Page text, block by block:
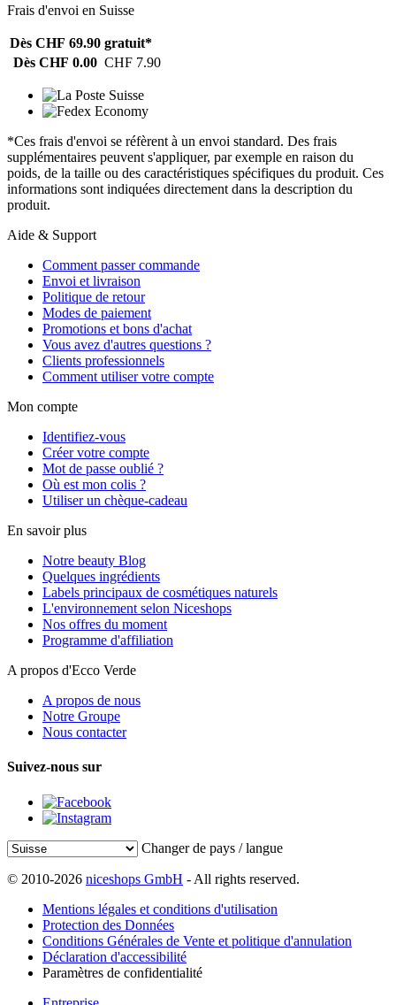
Frais d'envoi en Suisse
Dès CHF 69.90 gratuit*
Dès CHF 0.00 CHF 7.90
*Ces frais d'envoi se réfèrent à un envoi standard. Des frais
supplémentaires peuvent s'appliquer, par exemple en raison du
poids, de la taille ou des caractéristiques spécifiques du produit. Ces
informations sont indiquées directement dans la description du
produit.
Aide & Support
Comment passer commande
Envoi et livraison
Politique de retour
Modes de paiement
Promotions et bons d'achat
Vous avez d'autres questions ?
Clients professionnels
Comment utiliser votre compte
Mon compte
Identifiez-vous
Créer votre compte
Mot de passe oublié ?
Où est mon colis ?
Utiliser un chèque-cadeau
En savoir plus
Notre beauty Blog
Quelques ingrédients
Labels principaux de cosmétiques naturels
L'environnement selon Niceshops
Nos offres du moment
Programme d'affiliation
A propos d'Ecco Verde
A propos de nous
Notre Groupe
Nous contacter
Suivez-nous sur
Changer de pays / langue
© 2010-2026 niceshops GmbH - All rights reserved.
Mentions légales et conditions d'utilisation
Protection des Données
Conditions Générales de Vente et politique d'annulation
Déclaration d'accessibilité
Paramètres de confidentialité